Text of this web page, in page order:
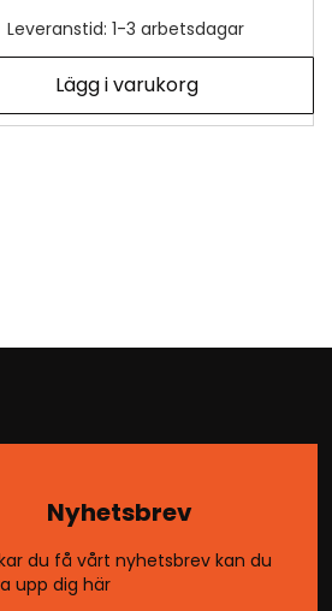
Leveranstid: 1-3 arbetsdagar
Lägg i varukorg
Nyhetsbrev
du få vårt nyhetsbrev kan du
upp dig här